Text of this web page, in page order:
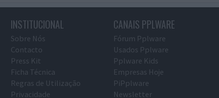
INSTITUCIONAL
Sobre Nós
Contacto
Press Kit
Ficha Técnica
Regras de Utilização
Privacidade
CANAIS PPLWARE
Fórum Pplware
Usados Pplware
Pplware Kids
Empresas Hoje
PiPplware
Newsletter